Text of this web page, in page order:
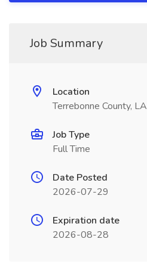
Job Summary
Location
Terrebonne County, LA
Job Type
Full Time
Date Posted
2026-07-29
Expiration date
2026-08-28